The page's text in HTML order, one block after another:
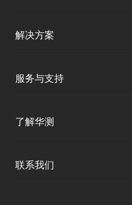
海洋测绘
解决方案
地灾监测
服务与支持
了解华测
联系我们